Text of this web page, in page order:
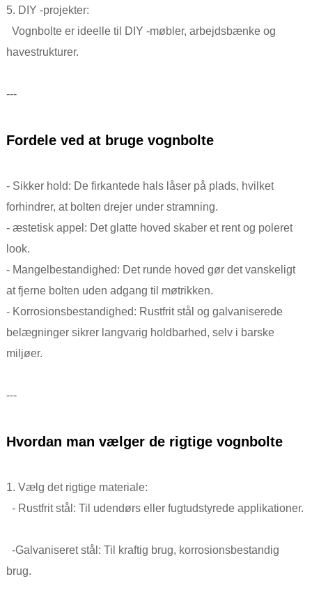
5. DIY -projekter:
Vognbolte er ideelle til DIY -møbler, arbejdsbænke og
havestrukturer.
---
Fordele ved at bruge vognbolte
- Sikker hold: De firkantede hals låser på plads, hvilket
forhindrer, at bolten drejer under stramning.
- æstetisk appel: Det glatte hoved skaber et rent og poleret
look.
- Mangelbestandighed: Det runde hoved gør det vanskeligt
at fjerne bolten uden adgang til møtrikken.
- Korrosionsbestandighed: Rustfrit stål og galvaniserede
belægninger sikrer langvarig holdbarhed, selv i barske
miljøer.
---
Hvordan man vælger de rigtige vognbolte
1. Vælg det rigtige materiale:
- Rustfrit stål: Til udendørs eller fugtudstyrede applikationer.
-Galvaniseret stål: Til kraftig brug, korrosionsbestandig
brug.